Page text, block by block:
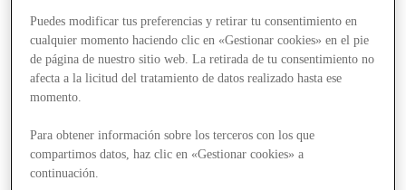
Guía de destinos
Más
Puedes modificar tus preferencias y retirar tu consentimiento en
cualquier momento haciendo clic en «Gestionar cookies» en el pie
de página de nuestro sitio web. La retirada de tu consentimiento no
afecta a la licitud del tratamiento de datos realizado hasta ese
momento.
Para obtener información sobre los terceros con los que
compartimos datos, haz clic en «Gestionar cookies» a
continuación.